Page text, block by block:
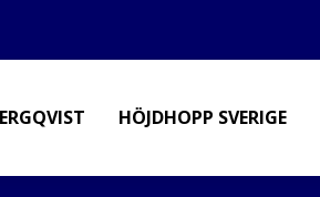
HÖJDHOPP SVERIGE